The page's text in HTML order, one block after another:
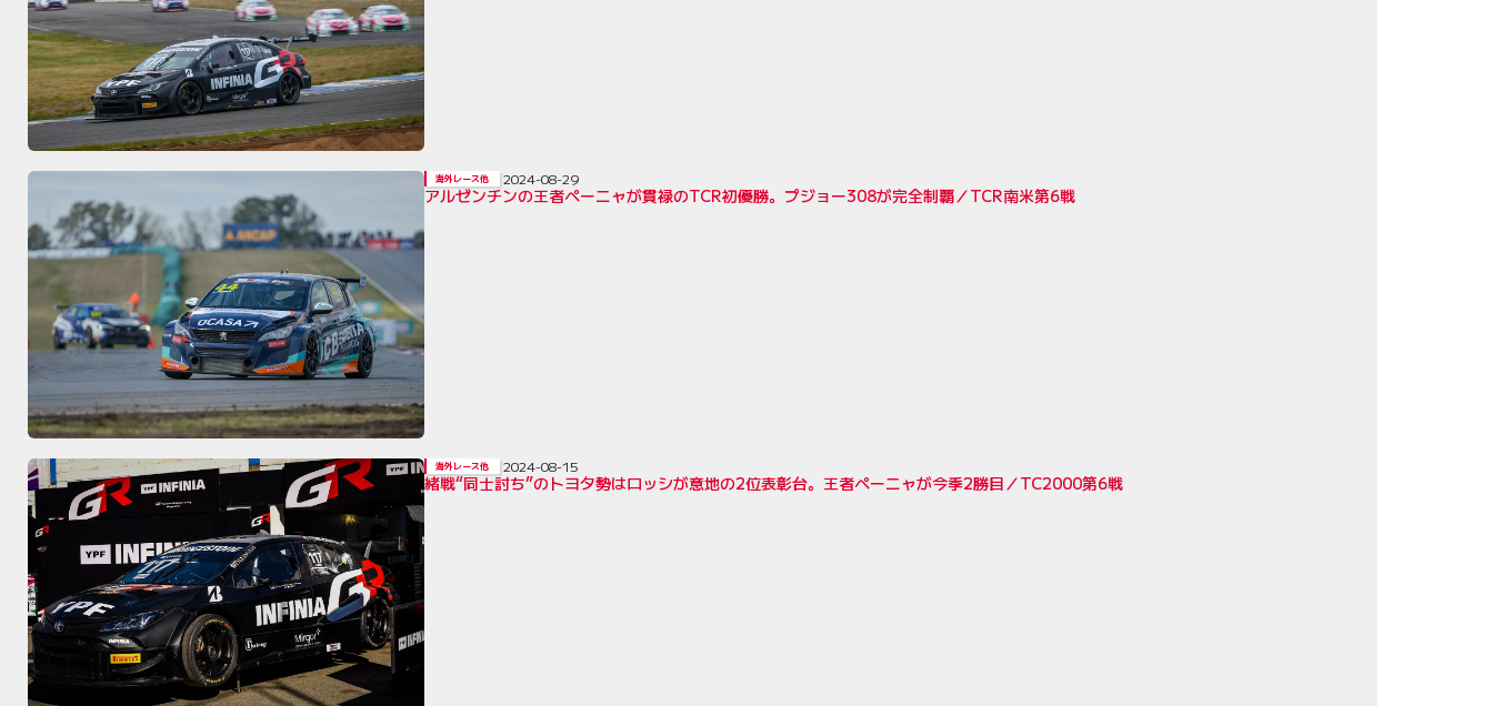
アルゼンチンの王者ペーニャが貫禄のTCR初優勝。プジョー308が完全制覇／TCR南米第6戦
海外レース他 2024-08-29
緒戦“同士討ち”のトヨタ勢はロッシが意地の2位表彰台。王者ペーニャが今季2勝目／TC2000第6戦
海外レース他 2024-08-15